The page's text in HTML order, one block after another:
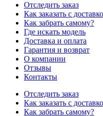
Отследить заказ
Как заказать с
Как забрать самому?
Где искать модель
Доставка и оплата
Гарантия и возврат
О компании
Отзывы
Контакты
Отследить заказ
Как заказать с
Как забрать самому?